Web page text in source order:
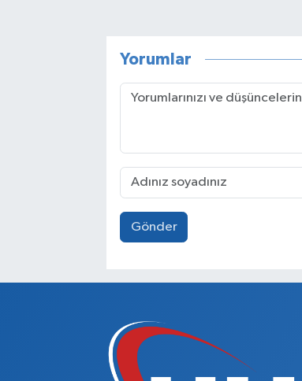
Yorumlar
Gönder